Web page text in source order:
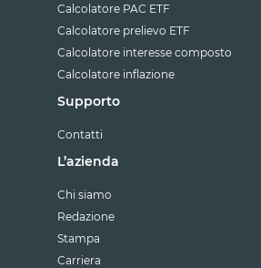
Calcolatore PAC ETF
Calcolatore prelievo ETF
Calcolatore interesse composto
Calcolatore inflazione
Supporto
Contatti
L’azienda
Chi siamo
Redazione
Stampa
Carriera